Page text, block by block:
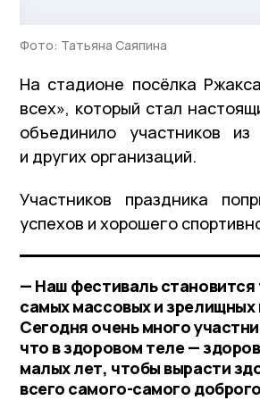
Фото: Татьяна Саяпина
На стадионе посёлка
всех», который стал
объединило участников
и других организаций.
Участников праздника
успехов и хорошего
— Наш фестиваль
самых массовых и
Сегодня очень много
что в здоровом теле —
малых лет, чтобы вырасти
всего самого-самого